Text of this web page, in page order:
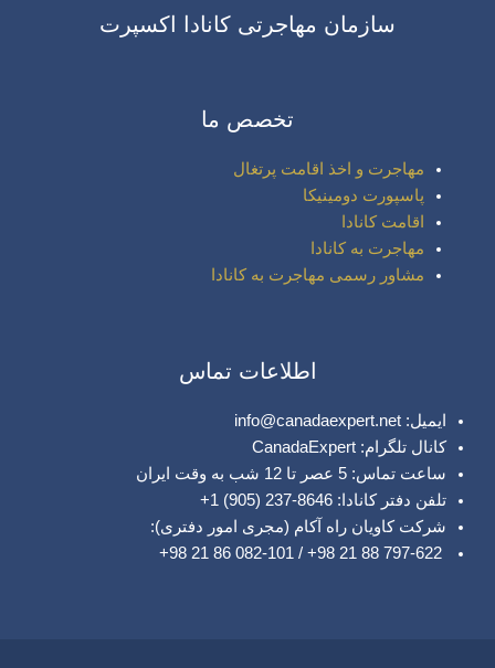
سازمان مهاجرتی کانادا اکسپرت
تخصص ما
مهاجرت و اخذ اقامت پرتغال
پاسپورت دومینیکا
اقامت کانادا
مهاجرت به کانادا
مشاور رسمی مهاجرت به کانادا
اطلاعات تماس
ایمیل: info@canadaexpert.net
کانال تلگرام: CanadaExpert
ساعت تماس: 5 عصر تا 12 شب به وقت ایران
تلفن دفتر کانادا: 8646-237 (905) 1+
شرکت کاویان راه آکام (مجری امور دفتری):